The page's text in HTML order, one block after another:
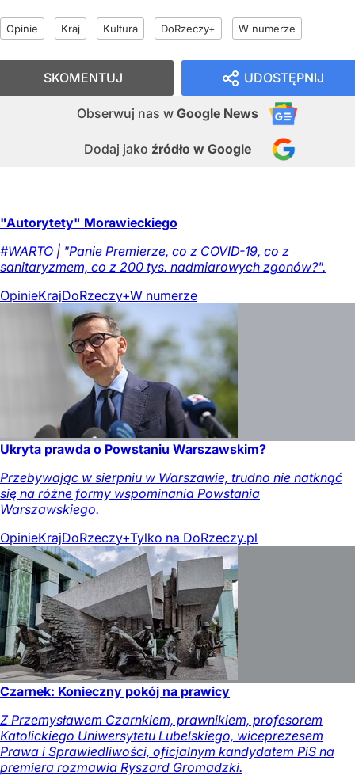
Opinie Kraj Kultura DoRzeczy+ W numerze
UDOSTĘPNIJ
Obserwuj nas w Google News
Dodaj jako źródło w Google
SKOMENTUJ
"Autorytety" Morawieckiego
#WARTO | "Panie Premierze, co z COVID-19, co z
sanitaryzmem, co z 200 tys. nadmiarowych zgonów?".
OpinieKrajDoRzeczy+W numerze
Ukryta prawda o Powstaniu Warszawskim?
Przebywając w sierpniu w Warszawie, trudno nie natknąć
się na różne formy wspominania Powstania
Warszawskiego.
OpinieKrajDoRzeczy+Tylko na DoRzeczy.pl
Czarnek: Konieczny pokój na prawicy
Z Przemysławem Czarnkiem, prawnikiem, profesorem
Katolickiego Uniwersytetu Lubelskiego, wiceprezesem
Prawa i Sprawiedliwości, oficjalnym kandydatem PiS na
premiera rozmawia Ryszard Gromadzki.